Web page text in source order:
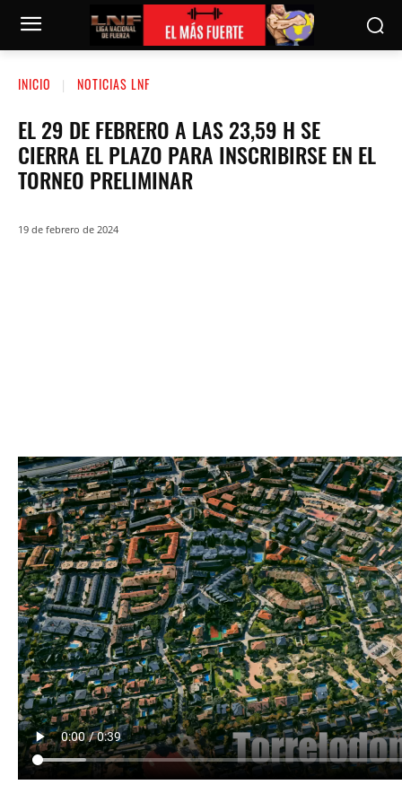
INICIO NOTICIAS LNF
EL 29 DE FEBRERO A LAS 23,59 H SE
CIERRA EL PLAZO PARA INSCRIBIRSE EN EL
TORNEO PRELIMINAR
19 de febrero de 2024